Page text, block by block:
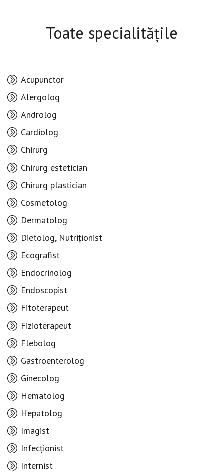
Toate specialitățile
Acupunctor
Alergolog
Androlog
Cardiolog
Chirurg
Chirurg estetician
Chirurg plastician
Cosmetolog
Dermatolog
Dietolog, Nutriționist
Ecografist
Endocrinolog
Endoscopist
Fitoterapeut
Fizioterapeut
Flebolog
Gastroenterolog
Ginecolog
Hematolog
Hepatolog
Imagist
Infecționist
Internist